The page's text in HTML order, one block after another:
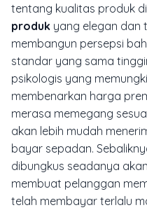
tentang kualitas produk
produk yang elegan dan
membangun persepsi
standar yang sama
psikologis yang
membenarkan harga
merasa memegang
akan lebih mudah
bayar sepadan.
dibungkus seadanya
membuat pelanggan
telah membayar terlalu